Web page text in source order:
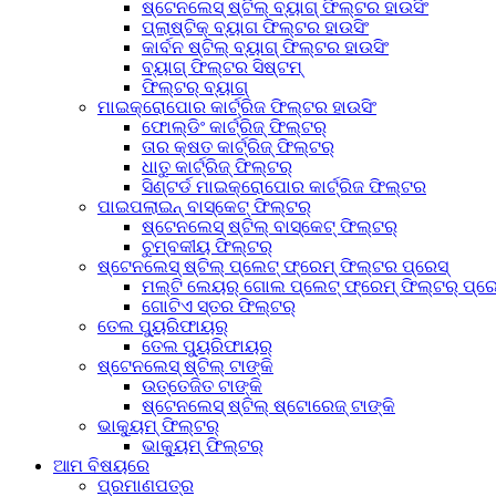
ଷ୍ଟେନଲେସ୍ ଷ୍ଟିଲ୍ ବ୍ୟାଗ୍ ଫିଲ୍ଟର ହାଉସିଂ
ପ୍ଲାଷ୍ଟିକ୍ ବ୍ୟାଗ ଫିଲ୍ଟର ହାଉସିଂ
କାର୍ବନ ଷ୍ଟିଲ୍ ବ୍ୟାଗ୍ ଫିଲ୍ଟର ହାଉସିଂ
ବ୍ୟାଗ୍ ଫିଲ୍ଟର ସିଷ୍ଟମ୍
ଫିଲ୍ଟର୍ ବ୍ୟାଗ୍
ମାଇକ୍ରୋପୋର କାର୍ଟ୍ରିଜ ଫିଲ୍ଟର ହାଉସିଂ
ଫୋଲ୍ଡିଂ କାର୍ଟ୍ରିଜ୍ ଫିଲ୍ଟର୍
ତାର କ୍ଷତ କାର୍ଟ୍ରିଜ୍ ଫିଲ୍ଟର୍
ଧାତୁ କାର୍ଟ୍ରିଜ୍ ଫିଲ୍ଟର୍
ସିଣ୍ଟର୍ଡ ମାଇକ୍ରୋପୋର କାର୍ଟ୍ରିଜ ଫିଲ୍ଟର
ପାଇପଲାଇନ୍ ବାସ୍କେଟ୍ ଫିଲ୍ଟର୍
ଷ୍ଟେନଲେସ୍ ଷ୍ଟିଲ୍ ବାସ୍କେଟ୍ ଫିଲ୍ଟର୍
ଚୁମ୍ବକୀୟ ଫିଲ୍ଟର୍
ଷ୍ଟେନଲେସ୍ ଷ୍ଟିଲ୍ ପ୍ଲେଟ୍ ଫ୍ରେମ୍ ଫିଲ୍ଟର ପ୍ରେସ୍
ମଲ୍ଟି ଲେୟର୍ ଗୋଲ ପ୍ଲେଟ୍ ଫ୍ରେମ୍ ଫିଲ୍ଟର୍
ଗୋଟିଏ ସ୍ତର ଫିଲ୍ଟର୍
ତେଲ ପ୍ୟୁରିଫାୟର୍‌
ତେଲ ପ୍ୟୁରିଫାୟର୍‌
ଷ୍ଟେନଲେସ୍ ଷ୍ଟିଲ୍ ଟାଙ୍କି
ଉତ୍ତେଜିତ ଟାଙ୍କି
ଷ୍ଟେନଲେସ୍ ଷ୍ଟିଲ୍ ଷ୍ଟୋରେଜ୍ ଟାଙ୍କି
ଭାକ୍ୟୁମ୍ ଫିଲ୍ଟର୍
ଭାକ୍ୟୁମ୍ ଫିଲ୍ଟର୍
ଆମ ବିଷୟରେ
ପ୍ରମାଣପତ୍ର